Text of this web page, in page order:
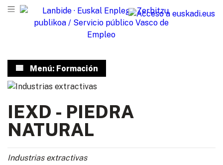
Menú: Formación
IEXD - PIEDRA
NATURAL
Industrias extractivas